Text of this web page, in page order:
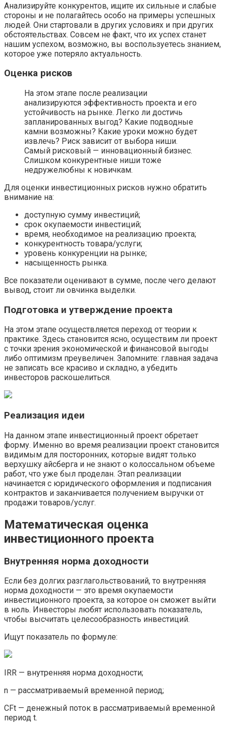
Анализируйте конкурентов, ищите их сильные и слабые
стороны и не полагайтесь особо на примеры успешных
людей. Они стартовали в других условиях и при других
обстоятельствах. Совсем не факт, что их успех станет
нашим успехом, возможно, вы воспользуетесь знанием,
которое уже потеряло актуальность.
Оценка рисков
На этом этапе после реализации
анализируются эффективность проекта и его
устойчивость на рынке. Легко ли достичь
запланированных выгод? Какие подводные
камни возможны? Какие уроки можно будет
извлечь? Риск зависит от выбора ниши.
Самый рисковый — инновационный бизнес.
Слишком конкурентные ниши тоже
недружелюбны к новичкам.
Для оценки инвестиционных рисков нужно обратить
внимание на:
доступную сумму инвестиций;
срок окупаемости инвестиций;
время, необходимое на реализацию проекта;
конкурентность товара/услуги;
уровень конкуренции на рынке;
насыщенность рынка.
Все показатели оценивают в сумме, после чего делают
вывод, стоит ли овчинка выделки.
Подготовка и утверждение проекта
На этом этапе осуществляется переход от теории к
практике. Здесь становится ясно, осуществим ли проект
с точки зрения экономической и финансовой выгоды
либо оптимизм преувеличен. Запомните: главная задача
не записать все красиво и складно, а убедить
инвесторов раскошелиться.
Реализация идеи
На данном этапе инвестиционный проект обретает
форму. Именно во время реализации проект становится
видимым для посторонних, которые видят только
верхушку айсберга и не знают о колоссальном объеме
работ, что уже был проделан. Этап реализации
начинается с юридического оформления и подписания
контрактов и заканчивается получением выручки от
продажи товаров/услуг.
Математическая оценка
инвестиционного проекта
Внутренняя норма доходности
Если без долгих разглагольствований, то внутренняя
норма доходности — это время окупаемости
инвестиционного проекта, за которое он сможет выйти
в ноль. Инвесторы любят использовать показатель,
чтобы высчитать целесообразность инвестиций.
Ищут показатель по формуле:
IRR — внутренняя норма доходности;
n — рассматриваемый временной период;
CFt — денежный поток в рассматриваемый временной
период t.